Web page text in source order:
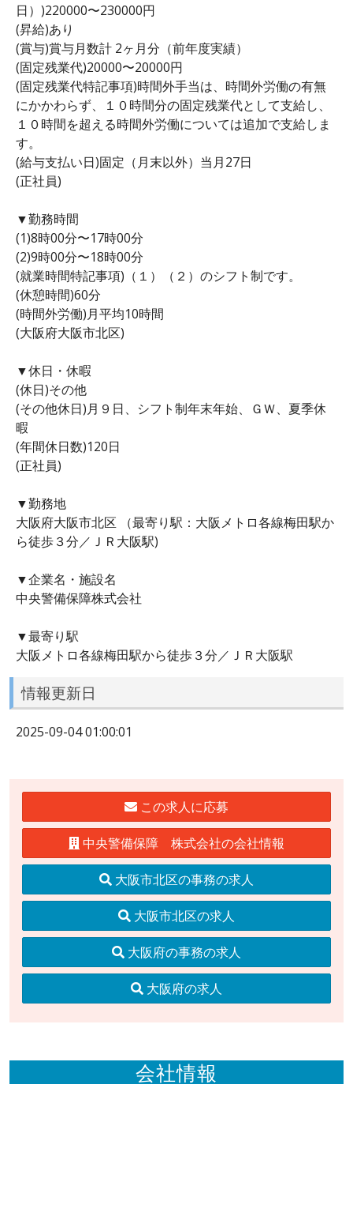
日）)220000〜230000円
(昇給)あり
(賞与)賞与月数計 2ヶ月分（前年度実績）
(固定残業代)20000〜20000円
(固定残業代特記事項)時間外手当は、時間外労働の有無
にかかわらず、１０時間分の固定残業代として支給し、
１０時間を超える時間外労働については追加で支給しま
す。
(給与支払い日)固定（月末以外）当月27日
(正社員)
▼勤務時間
(1)8時00分〜17時00分
(2)9時00分〜18時00分
(就業時間特記事項)（１）（２）のシフト制です。
(休憩時間)60分
(時間外労働)月平均10時間
(大阪府大阪市北区)
▼休日・休暇
(休日)その他
(その他休日)月９日、シフト制年末年始、ＧＷ、夏季休
暇
(年間休日数)120日
(正社員)
▼勤務地
大阪府大阪市北区 （最寄り駅：大阪メトロ各線梅田駅か
ら徒歩３分／ＪＲ大阪駅)
▼企業名・施設名
中央警備保障株式会社
▼最寄り駅
大阪メトロ各線梅田駅から徒歩３分／ＪＲ大阪駅
情報更新日
2025-09-04 01:00:01
この求人に応募
中央警備保障 株式会社の会社情報
大阪市北区の事務の求人
大阪市北区の求人
大阪府の事務の求人
大阪府の求人
会社情報